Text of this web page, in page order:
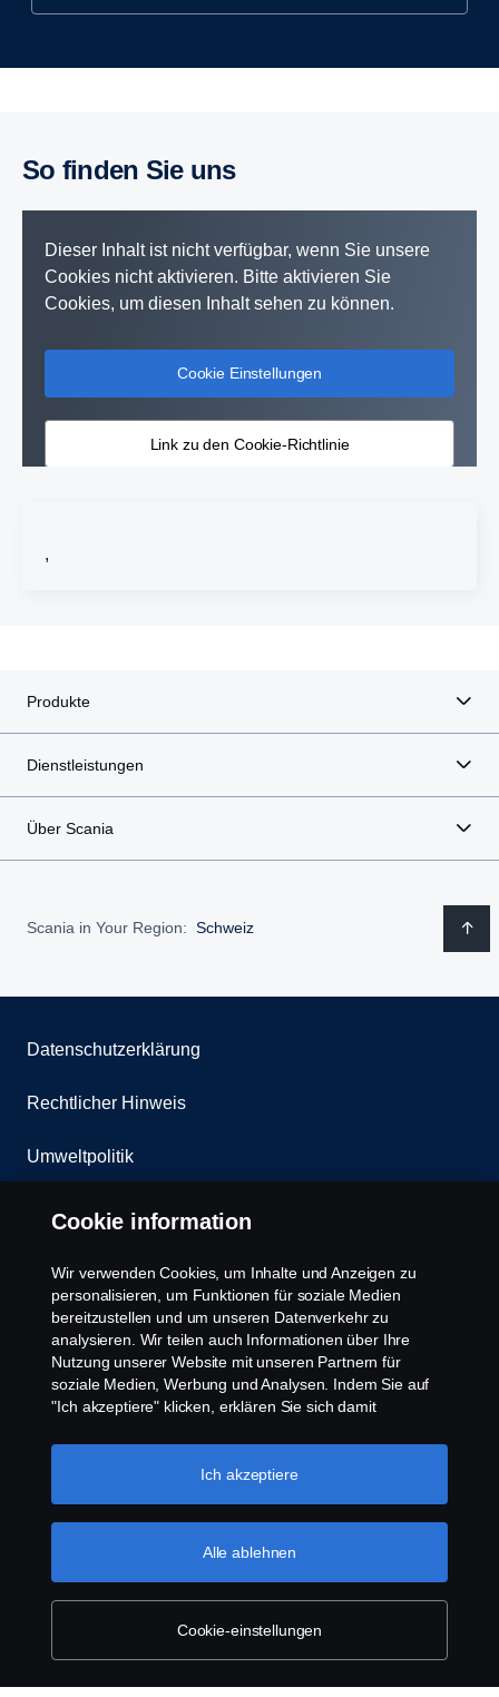
So finden Sie uns
Dieser Inhalt ist nicht verfügbar, wenn Sie unsere
Cookies nicht aktivieren. Bitte aktivieren Sie
Cookies, um diesen Inhalt sehen zu können.
Cookie Einstellungen
Link zu den Cookie-Richtlinie
,
Produkte
Dienstleistungen
Über Scania
Scania in Your Region: Schweiz
Datenschutzerklärung
Rechtlicher Hinweis
Umweltpolitik
Whistleblowing
Kontakt
Cookies Politik
Cookie Einstellungen
© Copyright Scania 2025 All rights reserved. Scania
CV AB (publ), SE-151 87 Södertälje, Sweden, Tel:
+46-8-55 38 10 00, Fax: +46-8-55 38 10 37.
Cookie information
Wir verwenden Cookies, um Inhalte und Anzeigen zu
personalisieren, um Funktionen für soziale Medien
bereitzustellen und um unseren Datenverkehr zu
analysieren. Wir teilen auch Informationen über Ihre
Nutzung unserer Website mit unseren Partnern für
soziale Medien, Werbung und Analysen. Indem Sie auf
"Ich akzeptiere" klicken, erklären Sie sich damit
Informationen weitergegeben werden. Sie können Ihre
Cookies auch verwalten, indem Sie auf die "Cookie-
bitte unseren Abschnitt über Cookies, den Sie durch
Klicken auf den Link unter diesem Text finden
können. Weitere Informationen zum Datenschutz
Cookie-einstellungen
Alle ablehnen
Ich akzeptiere